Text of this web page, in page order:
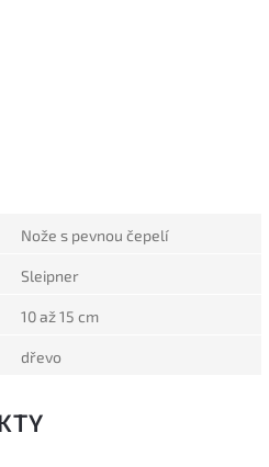
Nože s pevnou čepelí
Sleipner
10 až 15 cm
dřevo